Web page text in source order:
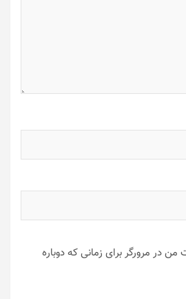
من در مرورگر برای زمانی که دوباره